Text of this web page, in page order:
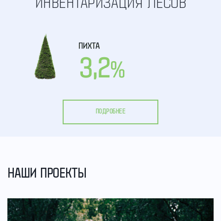
ИНВЕНТАРИЗАЦИЯ ЛЕСОВ
ПОДРОБНЕЕ
НАШИ ПРОЕКТЫ